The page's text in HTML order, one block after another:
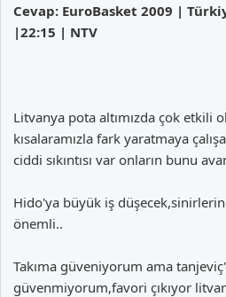
Cevap: EuroBasket 2009 |
|22:15 | NTV
Litvanya pota altımızda çok etkili
kısalaramızla fark yaratmaya
ciddi sıkıntısı var onların bunu
Hido'ya büyük iş
önemli..
Takıma güveniyorum ama
güvenmiyorum,favori çıkıyor